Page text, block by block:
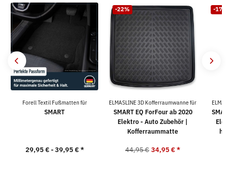
Forell Textil Fußmatten für
SMART
29,95 € -39,95 €*
-22%
ELMASLINE 3D Kofferraumwanne für
SMART EQ ForFour ab 2020
Elektro - Auto Zubehör |
Kofferraummatte
44,95 € 34,95 €*
-17%